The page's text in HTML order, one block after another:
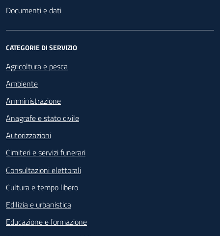
Documenti e dati
CATEGORIE DI SERVIZIO
Agricoltura e pesca
Ambiente
Amministrazione
Anagrafe e stato civile
Autorizzazioni
Cimiteri e servizi funerari
Consultazioni elettorali
Cultura e tempo libero
Edilizia e urbanistica
Educazione e formazione